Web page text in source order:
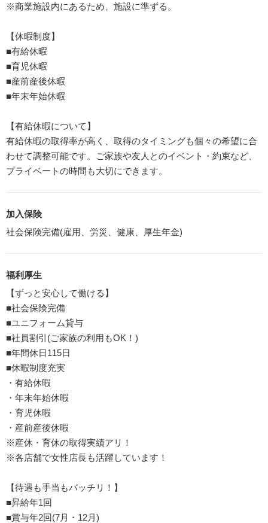
※商業施設内にあるため、施設に準ずる。
【休暇制度】
■有給休暇
■育児休暇
■産前産後休暇
■年末年始休暇
【有給休暇について】
有給休暇の取得率が高く、取得のタイミングも個々の希望に合
わせて調整可能です。ご家族や友人とのイベント・約束など、
プライベートの時間も大切にできます。
加入保険
社会保険完備(雇用、労災、健康、厚生年金)
福利厚生
【ずっと安心して働ける】
■社会保険完備
■ユニフォーム貸与
■社員割引(ご家族の利用もOK！)
■年間休日115日
■休暇制度充実
・有給休暇
・年末年始休暇
・育児休暇
・産前産後休暇
※産休・育休の取得実績アリ！
※各店舗で女性店長も活躍しています！
【待遇も手当もバッチリ！】
■昇給年1回
■賞与年2回(7月・12月)